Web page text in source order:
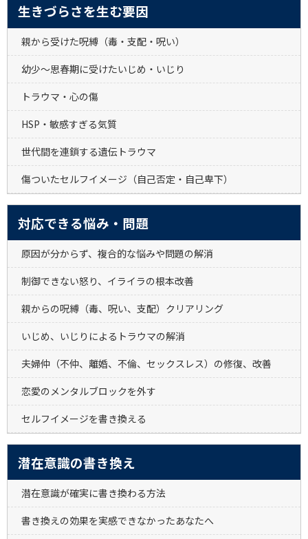
生きづらさを生む要因
親から受けた呪縛（毒・支配・呪い）
幼少～思春期に受けたいじめ・いじり
トラウマ・心の傷
HSP・敏感すぎる気質
世代間を連鎖する遺伝トラウマ
傷ついたセルフイメージ（自己否定・自己卑下）
対応できる悩み・問題
原因が分からず、複合的な悩みや問題の解消
制御できない怒り、イライラの根本改善
親からの呪縛（毒、呪い、支配）クリアリング
いじめ、いじりによるトラウマの解消
夫婦仲（不仲、離婚、不倫、セックスレス）の修復、改善
恋愛のメンタルブロックを外す
セルフイメージを書き換える
潜在意識の書き換え
潜在意識が確実に書き換わる方法
書き換えの効果を実感できなかったあなたへ